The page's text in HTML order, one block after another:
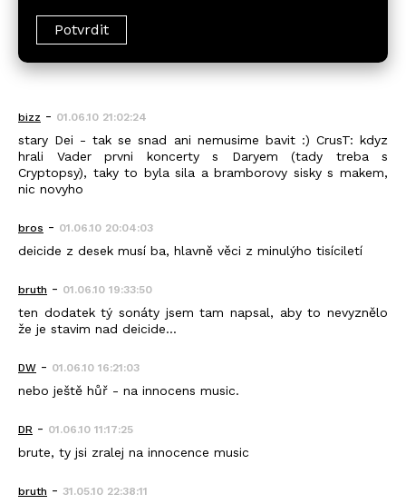
bizz - 01.06.10 21:02:24
stary Dei - tak se snad ani nemusime bavit :) CrusT: kdyz
hrali Vader prvni koncerty s Daryem (tady treba s
Cryptopsy), taky to byla sila a bramborovy sisky s makem,
nic novyho
bros - 01.06.10 20:04:03
deicide z desek musí ba, hlavně věci z minulýho tisíciletí
bruth - 01.06.10 19:33:50
ten dodatek tý sonáty jsem tam napsal, aby to nevyznělo
že je stavim nad deicide...
DW - 01.06.10 16:21:03
nebo ještě hůř - na innocens music.
DR - 01.06.10 11:17:25
brute, ty jsi zralej na innocence music
bruth - 31.05.10 22:38:11